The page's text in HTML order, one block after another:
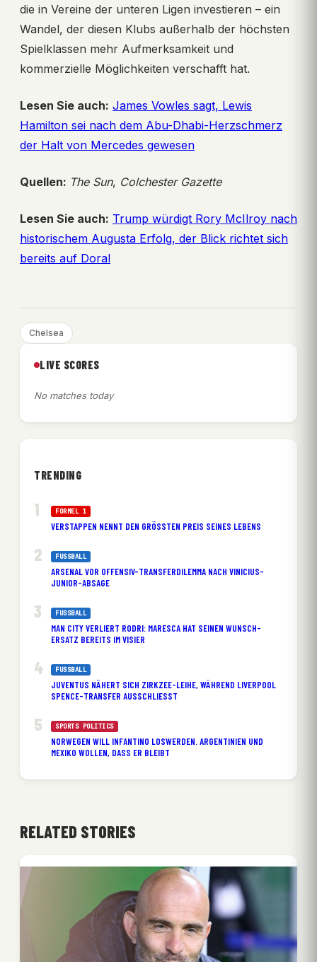
die in Vereine der unteren Ligen investieren – ein
Wandel, der diesen Klubs außerhalb der höchsten
Spielklassen mehr Aufmerksamkeit und
kommerzielle Möglichkeiten verschafft hat.
Lesen Sie auch: James Vowles sagt, Lewis
Hamilton sei nach dem Abu-Dhabi-Herzschmerz
der Halt von Mercedes gewesen
Quellen: The Sun, Colchester Gazette
Lesen Sie auch: Trump würdigt Rory McIlroy nach
historischem Augusta Erfolg, der Blick richtet sich
bereits auf Doral
Chelsea
LIVE SCORES
No matches today
TRENDING
FORMEL 1
VERSTAPPEN NENNT DEN GRÖSSTEN PREIS SEINES LEBENS
FUSSBALL
ARSENAL VOR OFFENSIV-TRANSFERDILEMMA NACH VINICIUS-
JUNIOR-ABSAGE
FUSSBALL
MAN CITY VERLIERT RODRI: MARESCA HAT SEINEN WUNSCH-
ERSATZ BEREITS IM VISIER
FUSSBALL
JUVENTUS NÄHERT SICH ZIRKZEE-LEIHE, WÄHREND LIVERPOOL
SPENCE-TRANSFER AUSSCHLIESST
SPORTS POLITICS
NORWEGEN WILL INFANTINO LOSWERDEN. ARGENTINIEN UND
MEXIKO WOLLEN, DASS ER BLEIBT
RELATED STORIES